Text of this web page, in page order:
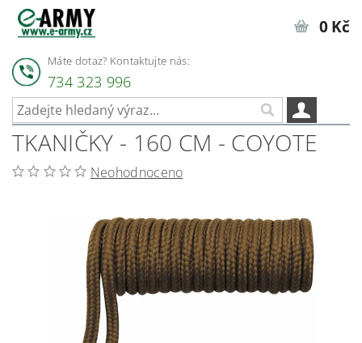
Máte dotaz? Kontaktujte nás:
734 323 996
0 Kč
TKANIČKY - 160 CM - COYOTE
Neohodnoceno